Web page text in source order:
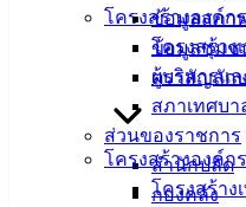
โครงสร้างองค์กร
โครงสร้าง
ผู้บริหารแ
สภาเทศบา
ส่วนของราชการ
สำนักปลัด
กองคลัง
ข้อมูลสภา
ข้อมูลชุมช
ตราสัญลัก
โครงสร้างองค์กร
โครงสร้าง